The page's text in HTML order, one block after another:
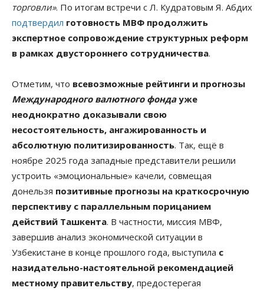
торговли». По итогам встречи с Л. Кудратовым Я. Абдих
подтвердил готовность МВФ продолжить
экспертное сопровождение структурных реформ
в рамках двустороннего сотрудничества.
Отметим, что всевозможные рейтинги и прогнозы
Международного валютного фондауже
неоднократно доказывали свою
несостоятельность, ангажированность и
абсолютную политизированность. Так, ещё в
ноябре 2025 года западные представители решили
устроить «эмоциональные» качели, совмещая
донельзя позитивные прогнозы на краткосрочную
перспективу с параллельным порицанием
действий Ташкента. В частности, миссия МВФ,
завершив анализ экономической ситуации в
Узбекистане в конце прошлого года, выступила с
назидательно-­настоятельной рекомендацией
местному правительству, предостерегая